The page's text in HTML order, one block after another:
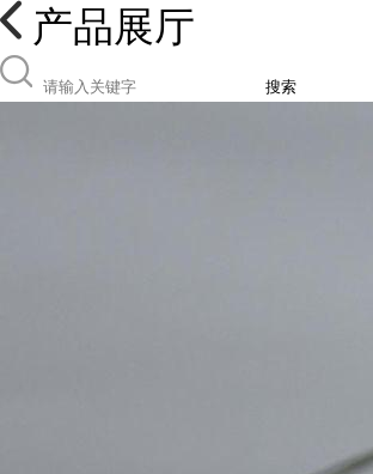
产品展厅
搜索